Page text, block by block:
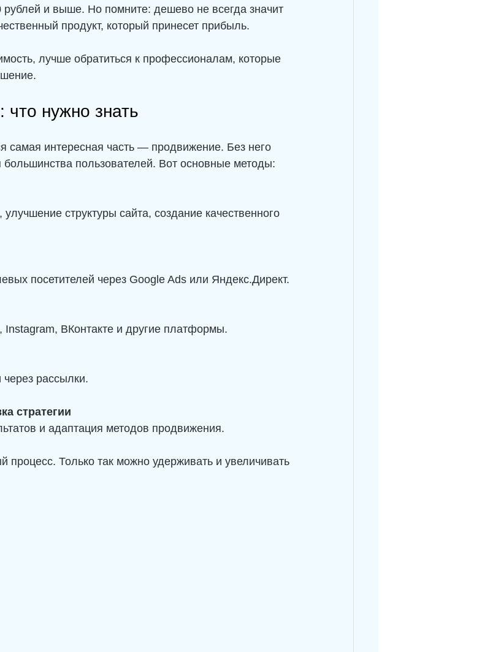
и выше. Но помните: дешево не всегда значит
продукт, который принесет прибыль.
лучше обратиться к профессионалам, которые
нужно знать
самая интересная часть — продвижение. Без него
пользователей. Вот основные методы:
посетителей через Google Ads или Яндекс.Директ.
Instagram, ВКонтакте и другие платформы.
через рассылки.
стратегии
и адаптация методов продвижения.
Только так можно удерживать и увеличивать